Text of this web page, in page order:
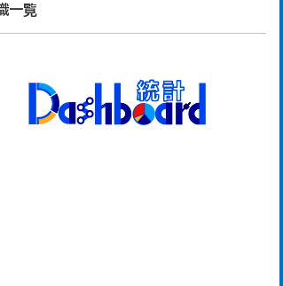
一覧
者数」のデータを参照してい